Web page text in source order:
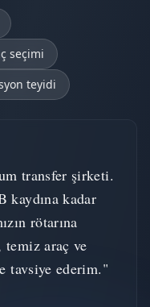
seçimi
teyidi
transfer şirketi.
kaydına kadar
rötarına
temiz araç ve
tavsiye ederim."